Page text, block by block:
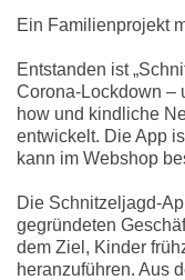
Ein Familienprojekt
Entstanden ist
Corona-Lockdown –
how und kindliche
entwickelt. Die App
kann im Webshop
Die Schnitzeljagd-
gegründeten
dem Ziel, Kinder
heranzuführen. Aus